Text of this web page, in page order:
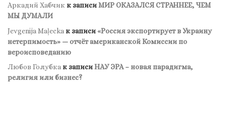
Аркадий Хабчик к записиМИР ОКАЗАЛСЯ СТРАННЕЕ, ЧЕМ
МЫ ДУМАЛИ
Jevgenija Maļecka к записи«Россия экспортирует в Украину
нетерпимость» — отчёт американской Комиссии по
вероисповеданию
Любов Голубкак записиНАУ ЭРА – новая парадигма,
религия или бизнес?